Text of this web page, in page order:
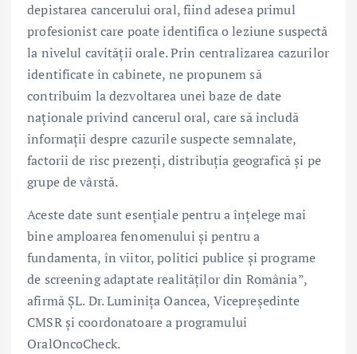
depistarea cancerului oral, fiind adesea primul
profesionist care poate identifica o leziune suspectă
la nivelul cavității orale. Prin centralizarea cazurilor
identificate în cabinete, ne propunem să
contribuim la dezvoltarea unei baze de date
naționale privind cancerul oral, care să includă
informații despre cazurile suspecte semnalate,
factorii de risc prezenți, distribuția geografică și pe
grupe de vârstă.
Aceste date sunt esențiale pentru a înțelege mai
bine amploarea fenomenului și pentru a
fundamenta, în viitor, politici publice și programe
de screening adaptate realităților din România”,
afirmă ȘL. Dr. Luminița Oancea, Vicepreședinte
CMSR și coordonatoare a programului
OralOncoCheck.